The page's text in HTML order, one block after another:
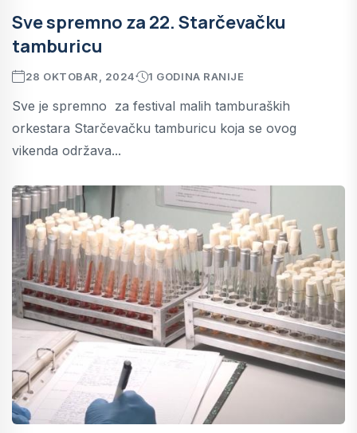
Sve spremno za 22. Starčevačku
tamburicu
28 OKTOBAR, 2024 1 GODINA RANIJE
Sve je spremno za festival malih tamburaških
orkestara Starčevačku tamburicu koja se ovog
vikenda održava...